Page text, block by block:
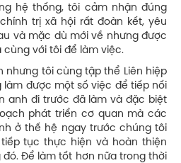
hệ thống, tôi cảm nhận đúng
trị xã hội rất đoàn kết, yêu
và mặc dù mới về nhưng được
với tôi để làm việc.
nhưng tôi cùng tập thể Liên hiệp
làm được một số việc để tiếp nối
anh đi trước đã làm và đặc biệt
phát triển cơ quan mà các
ở thế hệ ngay trước chúng tôi
tục thực hiện và hoàn thiện
đó. Để làm tốt hơn nữa trong thời